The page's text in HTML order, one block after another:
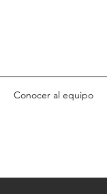
Conocer al equipo